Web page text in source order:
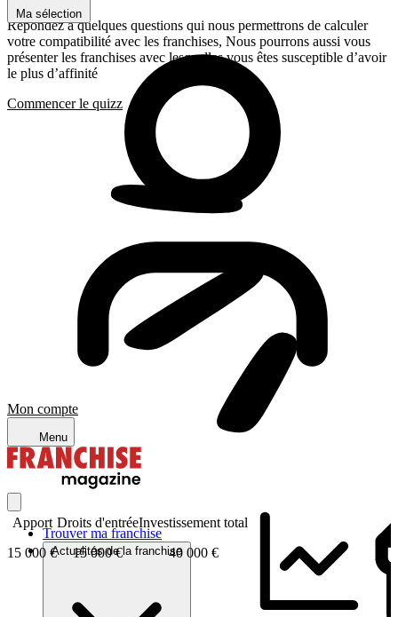
Ma sélection
Mon compte
Menu
Trouver ma franchise
Actualités de la franchise
Répondez a quelques questions qui nous permettrons de calculer
votre compatibilité avec les franchises, Nous pourrons aussi vous
présenter les franchises avec lesquelles vous êtes susceptible d’avoir
le plus d’affinité
Commencer le quizz
Apport
15 000 €
Droits d'entrée
15 000 €
Investissement total
40 000 €